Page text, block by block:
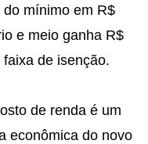
mínimo em R$
e meio ganha R$
de isenção.
de renda é um
econômica do novo